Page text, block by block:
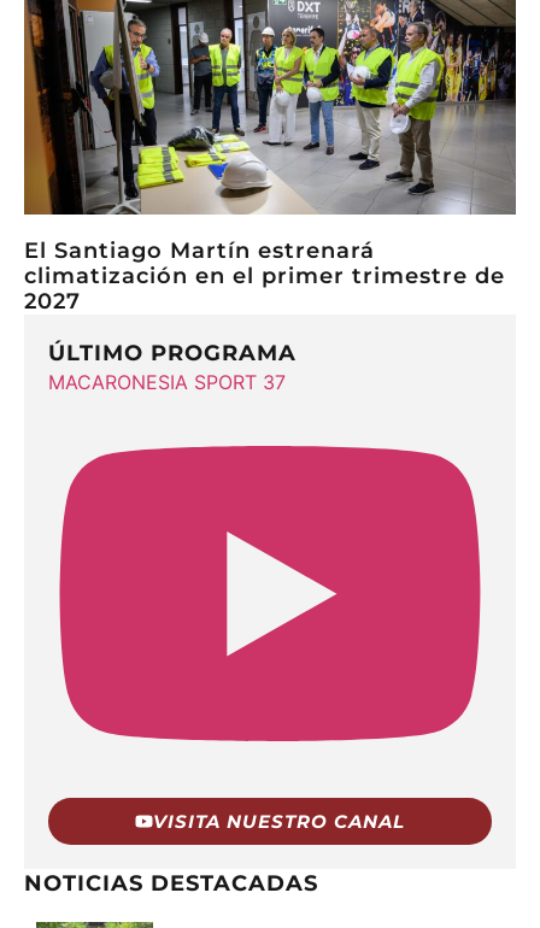
El Santiago Martín estrenará
climatización en el primer trimestre de
2027
ÚLTIMO PROGRAMA
MACARONESIA SPORT 37
VISITA NUESTRO CANAL
NOTICIAS DESTACADAS